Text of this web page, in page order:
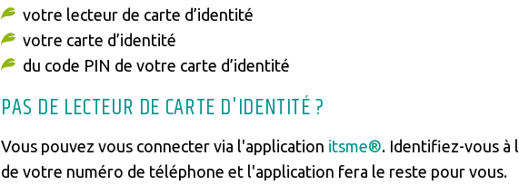
votre lecteur de carte d’identité
votre carte d’identité
du code PIN de votre carte d’identité
PAS DE LECTEUR DE CARTE D'IDENTITÉ ?
Vous pouvez vous connecter via l'application itsme®. Identifiez-vous à
de votre numéro de téléphone et l'application fera le reste pour vous.